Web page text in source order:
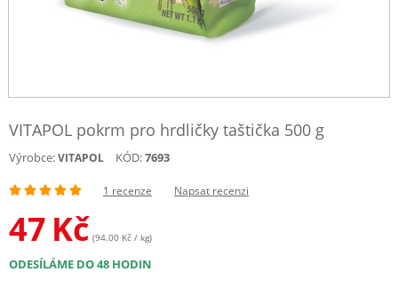
VITAPOL pokrm pro hrdličky taštička 500 g
Výrobce:VITAPOL KÓD:7693
1 recenze Napsat recenzi
47 Kč (94.00 Kč / kg)
ODESÍLÁME DO 48 HODIN